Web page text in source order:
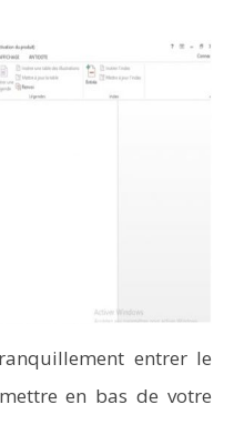
entrer le
en bas de votre